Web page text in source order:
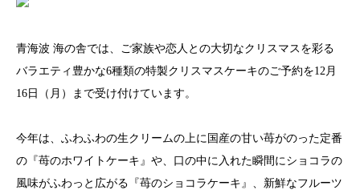
青海波 海の舎では、ご家族や恋人との大切なクリスマスを彩る
バラエティ豊かな6種類の特製クリスマスケーキのご予約を12月
16日（月）まで受け付けています。
今年は、ふわふわの生クリームの上に国産の甘い苺がのった定番
の『苺のホワイトケーキ』や、口の中に入れた瞬間にショコラの
風味がふわっと広がる『苺のショコラケーキ』、新鮮なフルーツ